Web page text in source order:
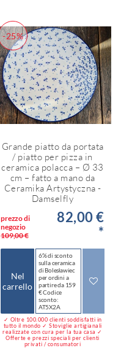
-25%
Grande piatto da portata
/ piatto per pizza in
ceramica polacca – Ø 33
cm – fatto a mano da
Ceramika Artystyczna -
Damselfly
prezzo di
negozio
109,00 €
82,00 €
*
Nel
carrello
6% di sconto
sulla ceramica
di Bolesławiec
per ordini a
partire da 159
€ Codice
sconto:
AT5X2A
✓ Oltre 100.000 clienti soddisfatti in
tutto il mondo ✓ Stoviglie artigianali
realizzate con cura per la tua casa ✓
Offerte e prezzi speciali per clienti
privati / consumatori